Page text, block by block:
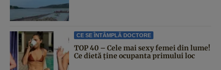
CE SE ÎNTÂMPLĂ DOCTORE
TOP 40 – Cele mai sexy femei din lume!
Ce dietă ține ocupanta primului loc